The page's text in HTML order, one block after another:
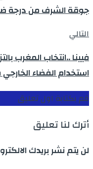
جوقة الشرف من درجة
التالي
استخدام الفضاء
قم بكتابة اول تعليق
أترك لنا تعليق
لن يتم نشر بريدك